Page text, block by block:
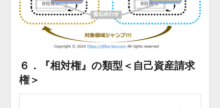
６．『相対権』の類型＜自己資産請求
権＞